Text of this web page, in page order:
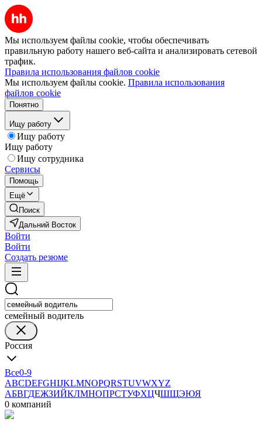
Мы используем файлы cookie, чтобы обеспечивать
правильную работу нашего веб-сайта и анализировать сетевой
трафик.
Правила использования файлов cookie
Мы используем файлы cookie. Правила использования
файлов cookie
Понятно
Ищу работу
Ищу работу
Ищу работу
Ищу сотрудника
Сервисы
Помощь
Ещё
Поиск
Дальний Восток
Войти
Войти
Создать резюме
семейный водитель
Россия
Все0-9
ABCDEFGHIJKLMNOPQRSTUVWXYZ
АБВГДЕЖЗИЙКЛМНОПРСТУФХЦЧШЩЭЮЯ
0 компаний